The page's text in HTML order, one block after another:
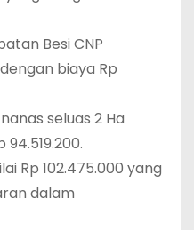
Besi CNP
biaya Rp
seluas 2 Ha
Rp 102.475.000 yang
dalam